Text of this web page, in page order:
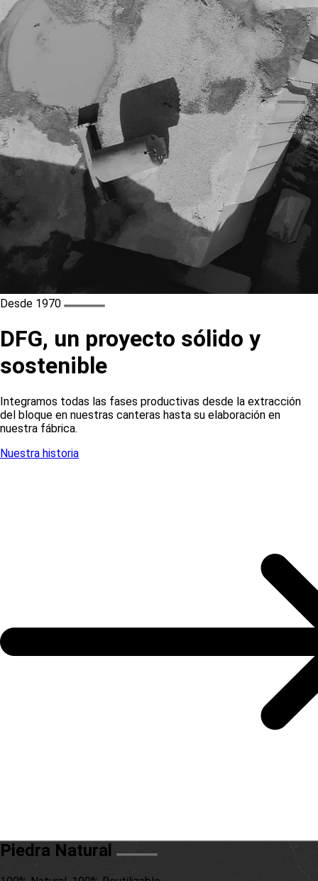
Desde 1970
DFG, un proyecto sólido y
sostenible
Integramos todas las fases productivas desde la extracción
del bloque en nuestras canteras hasta su elaboración en
nuestra fábrica.
Nuestra historia
Piedra Natural